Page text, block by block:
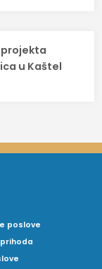
u Kaštel
poslove